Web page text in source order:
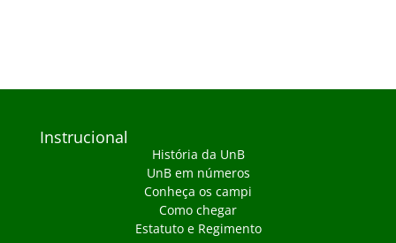
Instrucional
História da UnB
UnB em números
Conheça os campi
Como chegar
Estatuto e Regimento